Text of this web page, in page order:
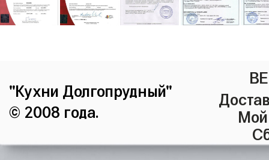
"Кухни Долгопрудный"
© 2008 года.